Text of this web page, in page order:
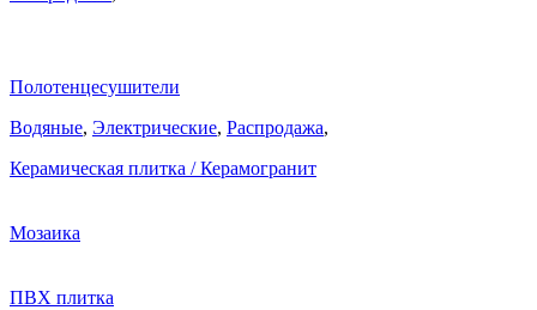
Полотенцесушители
Водяные, Электрические, Распродажа,
Керамическая плитка / Керамогранит
Мозаика
ПВХ плитка